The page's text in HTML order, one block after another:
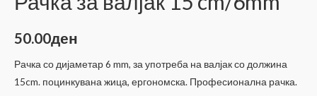
50.00ден
Рачка со дијаметар 6 mm, за употреба на валјак со должина
15cm. поцинкувана жица, ергономска. Професионална рачка.